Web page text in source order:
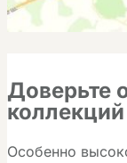
Доверьте
Особенно